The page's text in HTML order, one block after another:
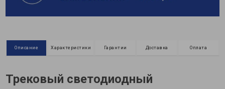
Описание Характеристики Гарантии Доставка Оплата
Трековый светодиодный